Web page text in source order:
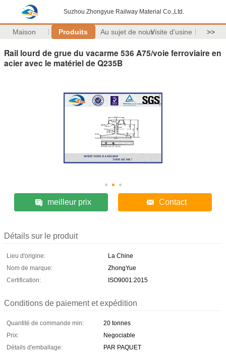
Suzhou Zhongyue Railway Material Co.,Ltd.
Maison Produits Au sujet de nousVisite d'usine >>
Rail lourd de grue du vacarme 536 A75/voie ferroviaire en
acier avec le matériel de Q235B
meilleur prix Contact
Détails sur le produit
Lieu d'origine:
La Chine
Nom de marque:
ZhongYue
Certification:
ISO9001:2015
Conditions de paiement et expédition
Quantité de commande min:
20 tonnes
Prix:
Negociable
Détails d'emballage:
PAR PAQUET